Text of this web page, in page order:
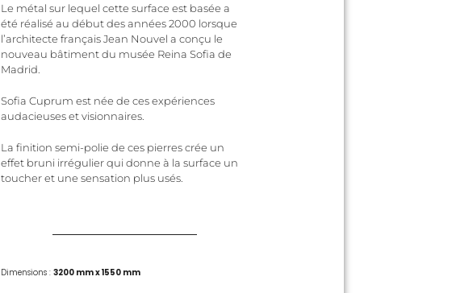
Le métal sur lequel cette surface est basée a
été réalisé au début des années 2000 lorsque
l’architecte français Jean Nouvel a conçu le
nouveau bâtiment du musée Reina Sofia de
Madrid.
Sofia Cuprum est née de ces expériences
audacieuses et visionnaires.
La finition semi-polie de ces pierres crée un
effet bruni irrégulier qui donne à la surface un
toucher et une sensation plus usés.
Dimensions : 3200 mm x 1550 mm